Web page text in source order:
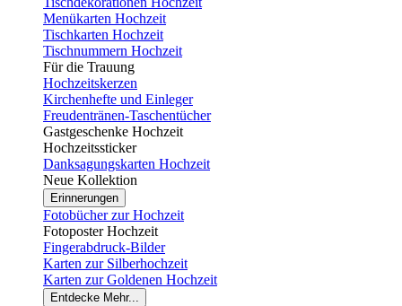
Menükarten Hochzeit
Tischkarten Hochzeit
Tischnummern Hochzeit
Für die Trauung
Hochzeitskerzen
Kirchenhefte und Einleger
Freudentränen-Taschentücher
Gastgeschenke Hochzeit
Hochzeitssticker
Danksagungskarten Hochzeit
Neue Kollektion
Erinnerungen
Fotobücher zur Hochzeit
Fotoposter Hochzeit
Fingerabdruck-Bilder
Karten zur Silberhochzeit
Karten zur Goldenen Hochzeit
Entdecke Mehr...